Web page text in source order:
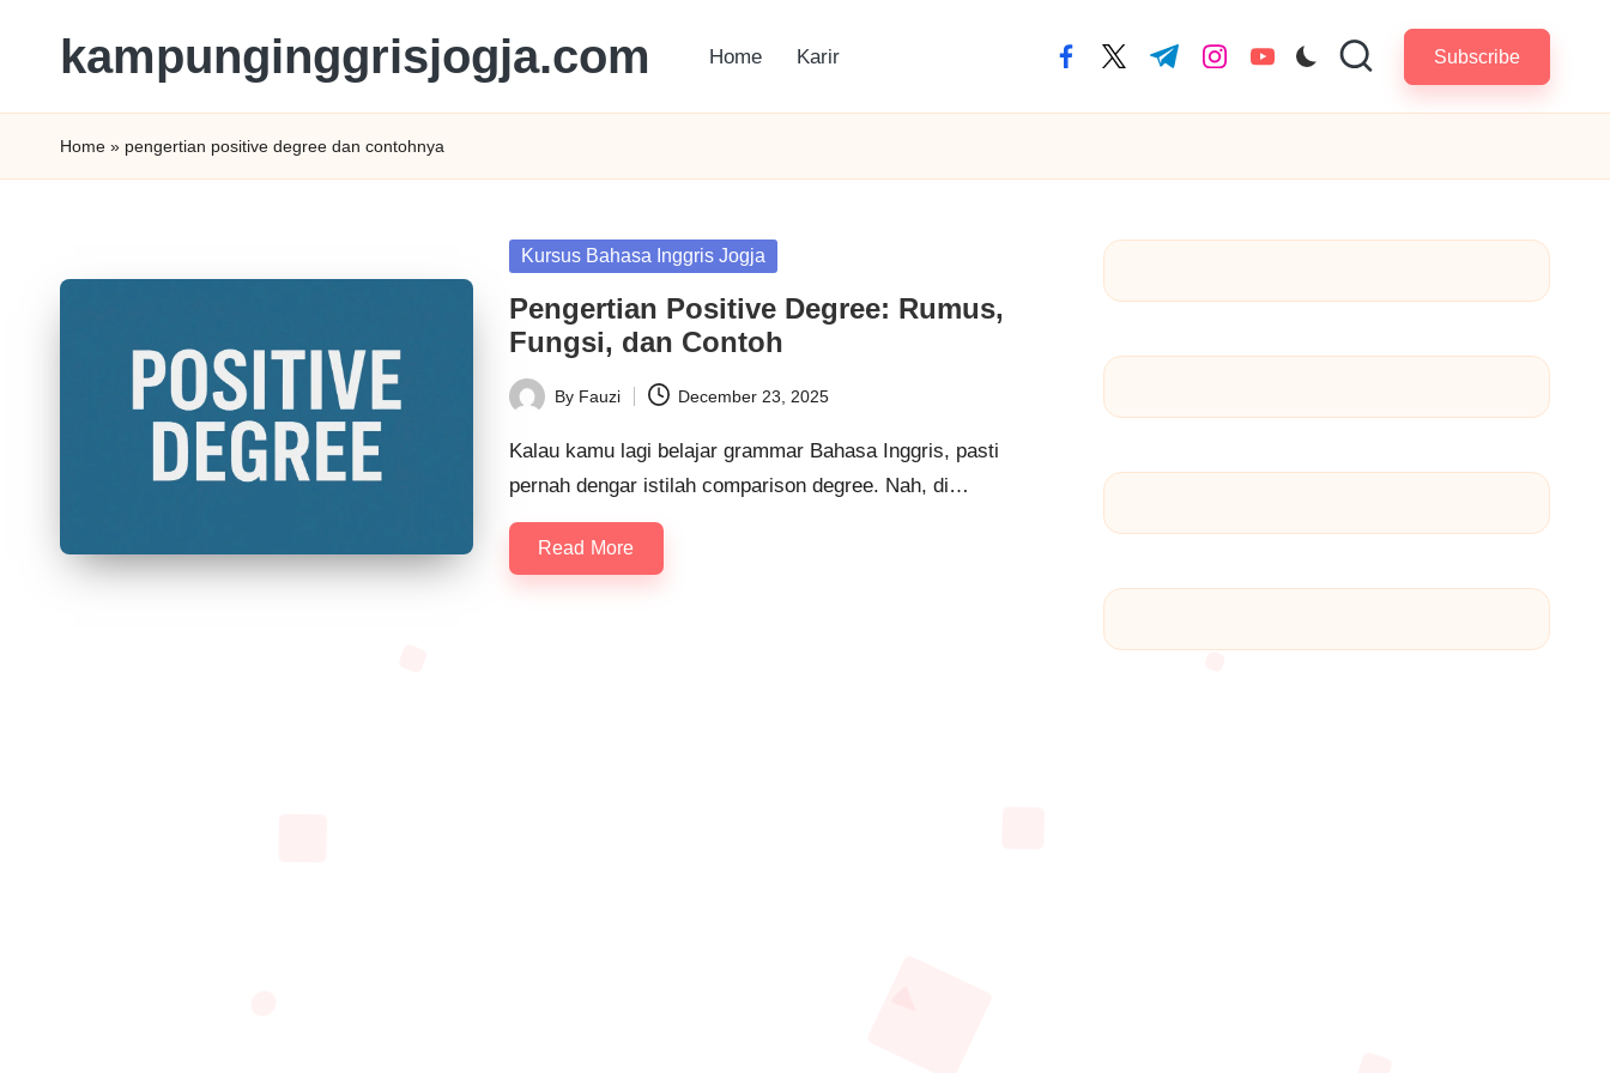
kampunginggrisjogja.com Home Karir Subscribe
Home » pengertian positive degree dan contohnya
Kursus Bahasa Inggris Jogja
Pengertian Positive Degree: Rumus,
Fungsi, dan Contoh
By Fauzi December 23, 2025
Kalau kamu lagi belajar grammar Bahasa Inggris, pasti
pernah dengar istilah comparison degree. Nah, di…
Read More